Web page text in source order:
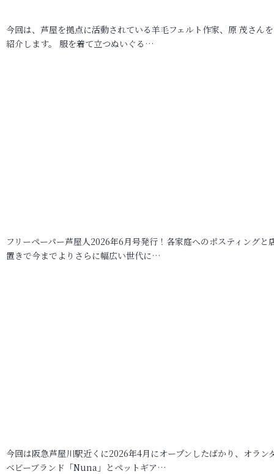
今回は、芦屋を拠点に活動されている羊毛フェルト作家、原 茂さん
紹介します。 服を着て立つぬいぐる…
フリーペーパー芦屋人2026年6月号発行！各家庭へのポスティングと
置きで今までよりさらに幅広い世代に…
今回は阪急芦屋川駅近くに2026年4月にオープンしたばかり、オラン
ベビーブランド「Nuna」とペットギア…